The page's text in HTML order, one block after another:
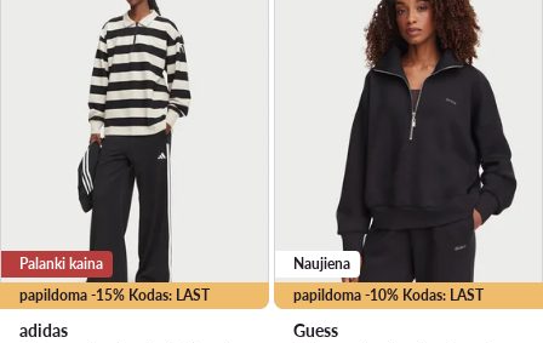
papildoma -15% Kodas: LAST
Palanki kaina
adidas
papildoma -10% Kodas: LAST
Naujiena
Guess